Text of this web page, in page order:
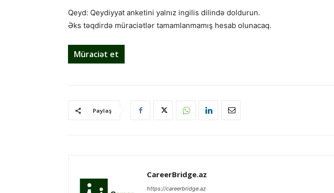
Qeyd: Qeydiyyat anketini yalnız ingilis dilində doldurun.
Əks təqdirdə müraciətlər tamamlanmamış hesab olunacaq.
Müraciət et
Paylaş
CareerBridge.az
https://careerbridge.az